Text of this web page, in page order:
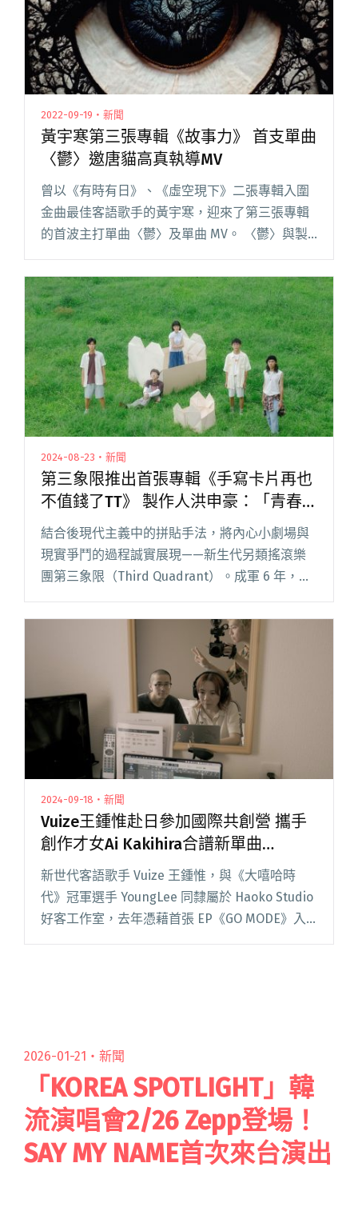
2022-09-19・新聞
黃宇寒第三張專輯《故事力》 首支單曲
〈鬱〉邀唐貓高真執導MV
曾以《有時有日》、《虛空現下》二張專輯入圍
金曲最佳客語歌手的黃宇寒，迎來了第三張專輯
的首波主打單曲〈鬱〉及單曲 MV。 〈鬱〉與製
來自樂團唐貓的成員之一、亦為專業影像導演創
作者的高真，一起打造高閱讀全文 "黃宇寒第三
張專輯《故事力》 首支單曲〈鬱〉邀唐貓高真執
導MV"
2024-08-23・新聞
第三象限推出首張專輯《手寫卡片再也
不值錢了TT》 製作人洪申豪：「青春
期彆扭集大成。」
結合後現代主義中的拼貼手法，將內心小劇場與
現實爭鬥的過程誠實展現——新生代另類搖滾樂
團第三象限（Third Quadrant）。成軍 6 年，推
出首張專輯《手寫卡片再也不值錢了TT》，由
VOOID 的靈魂人物洪申豪操刀製作，而他們也將
於 閱讀全文 "第三象限推出首張專輯《手寫卡片
再也不值錢了TT》 製作人洪申豪：「青春期彆扭
2024-09-18・新聞
Vuize王鍾惟赴日參加國際共創營 攜手
創作才女Ai Kakihira合譜新單曲
〈RHAN〉
新世代客語歌手 Vuize 王鍾惟，與《大嘻哈時
代》冠軍選手 YoungLee 同隸屬於 Haoko Studio
好客工作室，去年憑藉首張 EP《GO MODE》入
圍第 34 屆金曲獎最佳客語歌手，並受邀前往日本
2026-01-21・ 新聞
「KOREA SPOTLIGHT」韓
流演唱會2/26 Zepp登場！
SAY MY NAME首次來台演出